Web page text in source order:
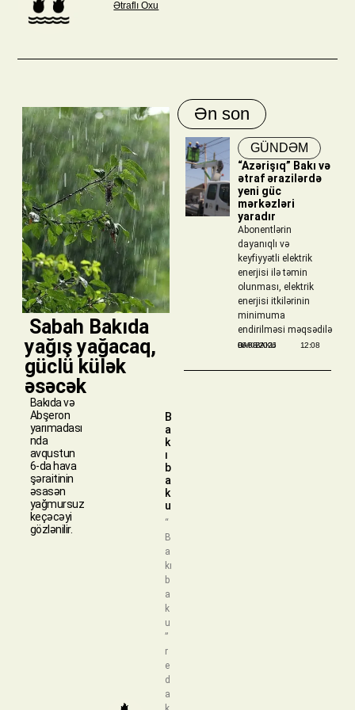
Ətraflı Oxu
​ Sabah Bakıda
yağış yağacaq,
güclü külək
əsəcək
Bakıda və
Abşeron
yarımadası
nda
avqustun
6-da hava
şəraitinin
əsasən
yağmursuz
keçəcəyi
gözlənilir.
B
a
k
ı
b
a
k
u
“
B
a
kı
b
a
k
u
”
r
e
d
a
Ən son
GÜNDƏM
“Azərişıq” Bakı və
ətraf ərazilərdə
yeni güc
mərkəzləri
yaradır
Abonentlərin
dayanıqlı və
keyfiyyətli elektrik
enerjisi ilə təmin
olunması, elektrik
enerjisi itkilərinin
minimuma
endirilməsi məqsədilə
BAKIBAKU
06/08/2026 12:08